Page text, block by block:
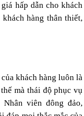
hấp dẫn cho khách
hàng thân thiết,
khách hàng luôn là
mà thái độ phục vụ
viên đông đảo,